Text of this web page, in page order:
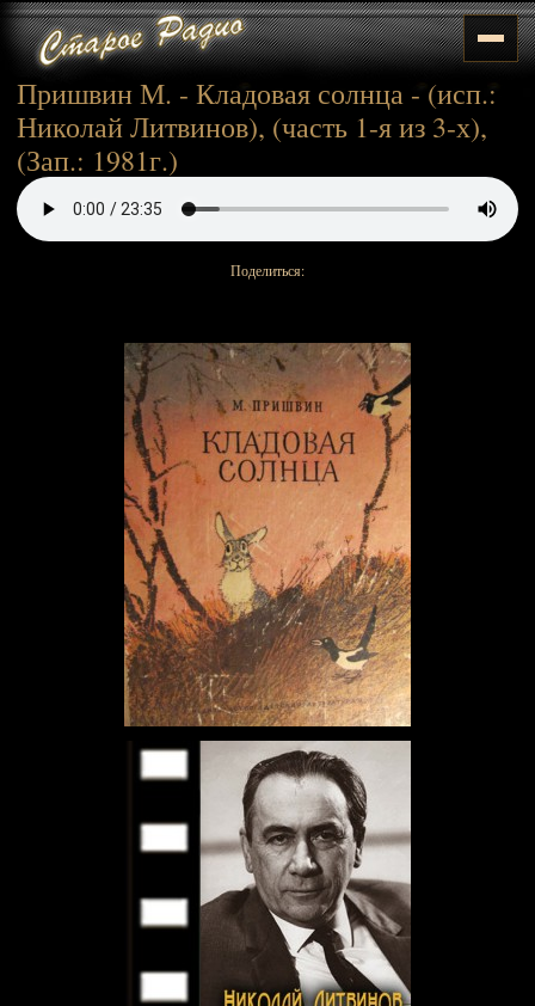
Пришвин М. - Кладовая солнца - (исп.:
Николай Литвинов), (часть 1-я из 3-х),
(Зап.: 1981г.)
Поделиться: